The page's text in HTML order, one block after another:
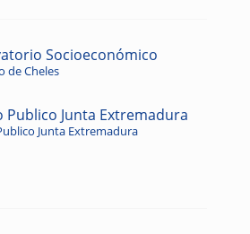
Socioeconómico
de Cheles
Publico Junta Extremadura
Junta Extremadura